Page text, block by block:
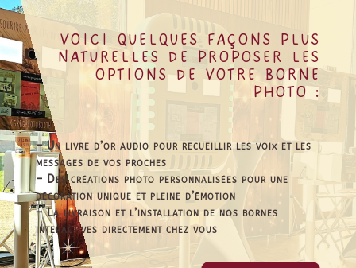
VOICI QUELQUES FAÇONS PLUS
NATURELLES DE PROPOSER LES
OPTIONS DE VOTRE BORNE
PHOTO :
– Un livre d’or audio pour recueillir les voix et les
messages de vos proches
– Des créations photo personnalisées pour une
décoration unique et pleine d’émotion
– La livraison et l’installation de nos bornes
interactives directement chez vous